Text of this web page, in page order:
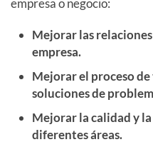
empresa o negocio:
Mejorar las
empresa.
Mejorar el proceso
soluciones de
Mejorar la calidad y
diferentes áreas.